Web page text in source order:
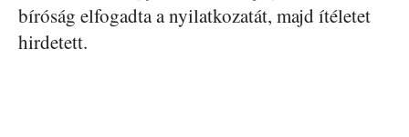
bíróság elfogadta a nyilatkozatát, majd ítéletet
hirdetett.